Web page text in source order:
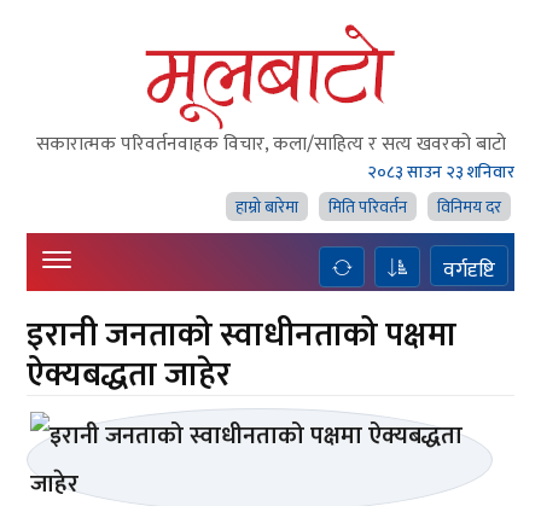
सकारात्मक परिवर्तनवाहक विचार, कला/साहित्य र सत्य खवरको बाटाे
२०८३ साउन २३ शनिवार
हाम्राे बारेमा
मिति परिवर्तन विनिमय दर
वर्गदृष्टि
इरानी जनताको स्वाधीनताको पक्षमा
ऐक्यबद्धता जाहेर